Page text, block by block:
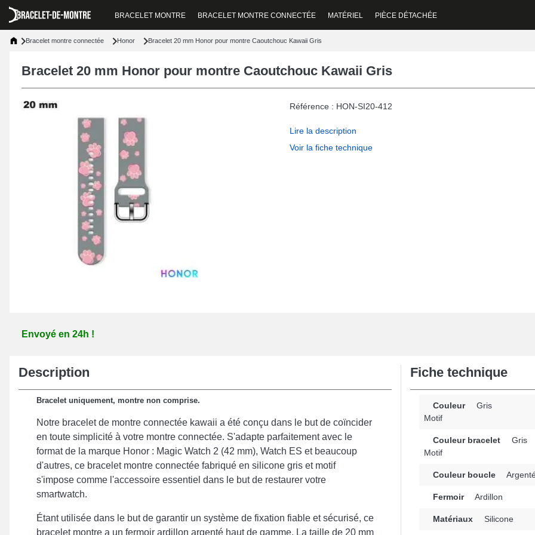
BRACELET MONTRE BRACELET MONTRE CONNECTÉE MATÉRIEL PIÈCE DÉTACHÉE
Bracelet montre connectée Honor Bracelet 20 mm Honor pour montre Caoutchouc Kawaii Gris
Bracelet 20 mm Honor pour montre Caoutchouc Kawaii Gris
Référence : HON-SI20-412
Lire la description
Voir la fiche technique
Envoyé en 24h !
Description
Bracelet uniquement, montre non comprise.
Notre bracelet de montre connectée kawaii a été conçu dans le but de coïncider
en toute simplicité à votre montre connectée. S'adapte parfaitement avec le
format de la marque Honor : Magic Watch 2 (42 mm), Watch ES et beaucoup
d'autres, ce bracelet montre connectée fabriqué en silicone gris et motif
s'impose comme l'accessoire essentiel dans le but de restaurer votre
smartwatch.
Étant utilisée dans le but de garantir un système de fixation fiable et sécurisé, ce
bracelet montre a un fermoir ardillon argenté haut de gamme. La taille de 20 mm
Fiche technique
Couleur
Gris
Motif
Couleur bracelet
Gris
Motif
Couleur boucle
Fermoir Ardillon
Matériaux Silicone